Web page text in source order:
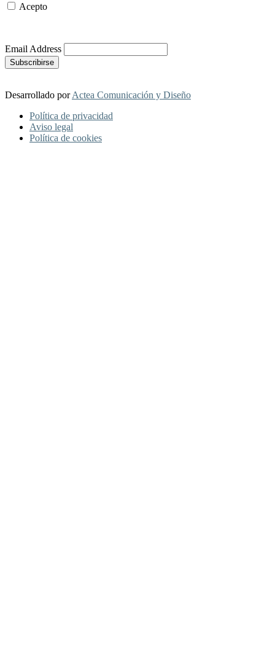
Acepto
Email Address
Desarrollado porActea Comunicación y Diseño
Política de privacidad
Aviso legal
Política de cookies